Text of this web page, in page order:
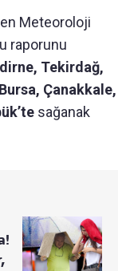
Meteoroloji
raporunu
Tekirdağ,
Çanakkale,
sağanak